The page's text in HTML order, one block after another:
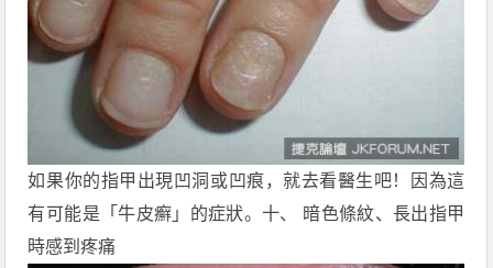
如果你的指甲出現凹洞或凹痕，就去看醫生吧！因為這
有可能是「牛皮癬」的症狀。十、 暗色條紋、長出指甲
時感到疼痛